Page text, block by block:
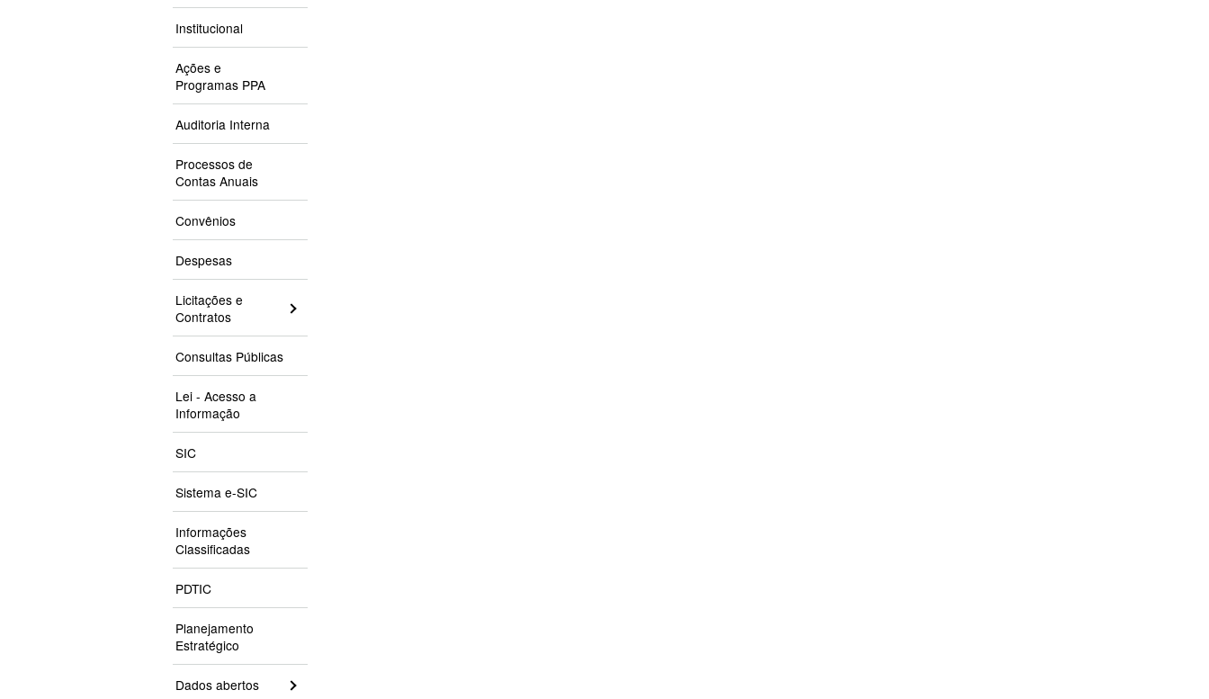
Institucional
Ações e
Programas PPA
Auditoria Interna
Processos de
Contas Anuais
Convênios
Despesas
Licitações e
Contratos
Consultas Públicas
Lei - Acesso a
Informação
SIC
Sistema e-SIC
Informações
Classificadas
PDTIC
Planejamento
Estratégico
Dados abertos